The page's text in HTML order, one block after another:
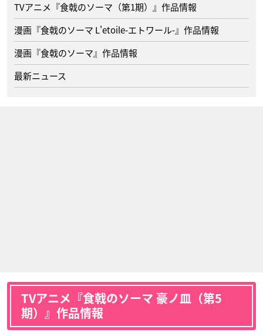
TVアニメ『食戟のソーマ（第1期）』作品情報
漫画『食戟のソーマ L'etoile-エトワール-』作品情報
漫画『食戟のソーマ』作品情報
最新ニュース
TVアニメ『食戟のソーマ 豪ノ皿（第5
期）』作品情報